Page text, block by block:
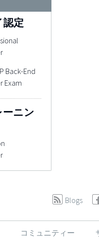
定
Back-End
Exam
ニン
Blogs
コミュニティー